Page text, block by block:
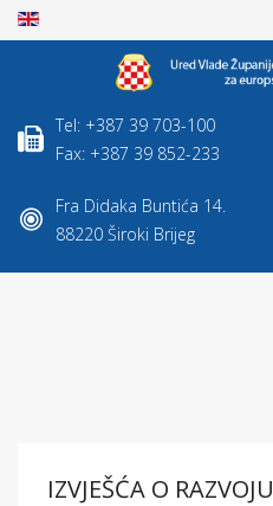
Tel: +387 39 703-100
Fax: +387 39 852-233
Fra Didaka Buntića 14.
88220 Široki Brijeg
IZVJEŠĆA O RAZVOJU